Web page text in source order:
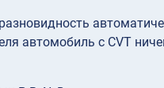
автомобиль с CVT